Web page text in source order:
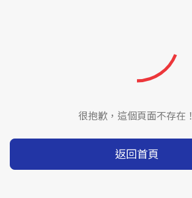
很抱歉，這個頁面不存在！
返回首頁